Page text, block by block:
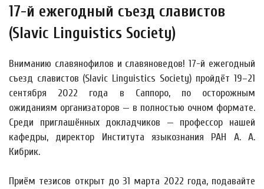
17-й ежегодный съезд славистов
(Slavic Linguistics Society)
Вниманию славянофилов и славяноведов! 17-й ежегодный
съезд славистов (Slavic Linguistics Society) пройдёт 19–21
сентября 2022 года в Саппоро, по осторожным
ожиданиям организаторов — в полностью очном формате.
Среди приглашённых докладчиков — профессор нашей
кафедры, директор Института языкознания РАН А. А.
Кибрик.
Приём тезисов открыт до 31 марта 2022 года, подавайте